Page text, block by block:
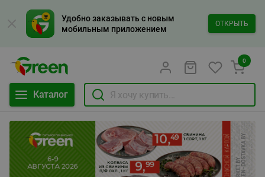
Удобно заказывать с новым
мобильным приложением
ОТКРЫТЬ
Каталог
0